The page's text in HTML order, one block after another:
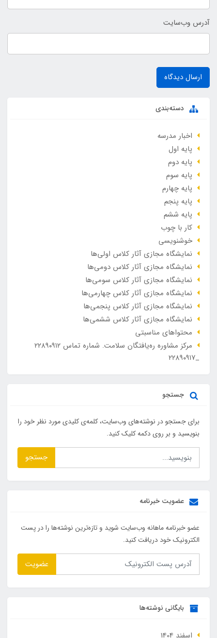
آدرس وب‌سایت
ارسال دیدگاه
دسته‌بندی
اخبار مدرسه
پایه اول
پایه دوم
پایه سوم
پایه چهارم
پایه پنجم
پایه ششم
کار با چوب
خوشنویسی
نمایشگاه مجازی آثار کلاس اولی‌ها
نمایشگاه مجازی آثار کلاس دومی‌ها
نمایشگاه مجازی آثار کلاس سومی‌ها
نمایشگاه مجازی آثار کلاس چهارمی‌ها
نمایشگاه مجازی آثار کلاس پنجمی‌ها
نمایشگاه مجازی آثار کلاس ششمی‌ها
محتواهای مناسبتی
مرکز مشاوره ره‌یافتگان سلامت. شماره تماس ۲۲۸۹۰۹۱۲
_۲۲۸۹۰۹۱۷
جستجو
برای جستجو در نوشته‌های وب‌سایت، کلمه‌ی کلیدی مورد نظر خود را
بنویسید و بر روی دکمه کلیک کنید.
جستجو
عضویت خبرنامه
عضو خبرنامه ماهانه وب‌سایت شوید و تازه‌ترین نوشته‌ها را در پست
الکترونیک خود دریافت کنید.
عضویت
بایگانی نوشته‌ها
اسفند 1404